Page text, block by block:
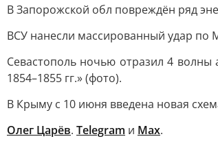
В Запорожской обл повреждён ряд
ВСУ нанесли массированный удар по
Севастополь ночью отразил 4
1854–1855 гг.» (фото).
В Крыму с 10 июня введена новая
Олег Царёв. Telegram и Max.